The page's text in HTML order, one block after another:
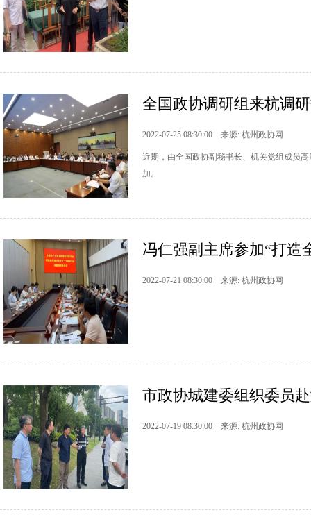
全国政协调研组来杭调
2022-07-25 08:30:00 来源: 杭州政协网
近期，由全国政协副秘书长、机关党组成员
加。
冯仁强副主席参加“打造
2022-07-21 08:30:00 来源: 杭州政协网
市政协城建委组织委员
2022-07-19 08:30:00 来源: 杭州政协网